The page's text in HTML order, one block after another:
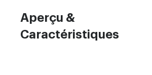
Aperçu &
Caractéristiques